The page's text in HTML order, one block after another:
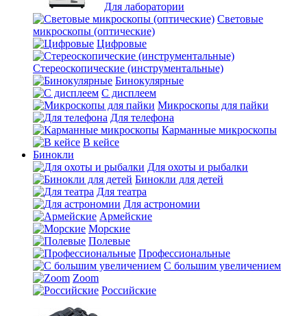
Для лаборатории
Световые
микроскопы (оптические)
Цифровые
Стереоскопические (инструментальные)
Бинокулярные
С дисплеем
Микроскопы для пайки
Для телефона
Карманные микроскопы
В кейсе
Бинокли
Для охоты и рыбалки
Бинокли для детей
Для театра
Для астрономии
Армейские
Морские
Полевые
Профессиональные
С большим увеличением
Zoom
Российские